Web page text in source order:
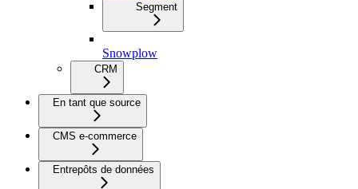
Segment
Snowplow
CRM
En tant que source
CMS e-commerce
Entrepôts de données